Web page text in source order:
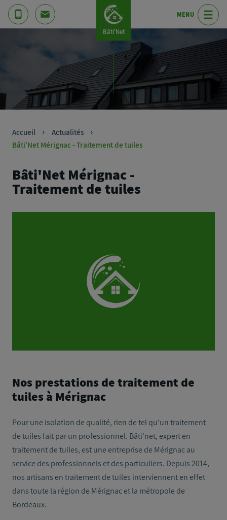
Accueil
Actualités
Bâti'Net Mérignac - Traitement de tuiles
Bâti'Net Mérignac -
Traitement de tuiles
Nos prestations de traitement de
tuiles à Mérignac
Pour une isolation de qualité, rien de tel qu'un traitement
de tuiles fait par un professionnel. Bâti'net, expert en
traitement de tuiles, est une entreprise de Mérignac au
service des professionnels et des particuliers. Depuis 2014,
nos artisans en traitement de tuiles interviennent en effet
dans toute la région de Mérignac et la métropole de
Bordeaux.
Bâti'Net
MENU